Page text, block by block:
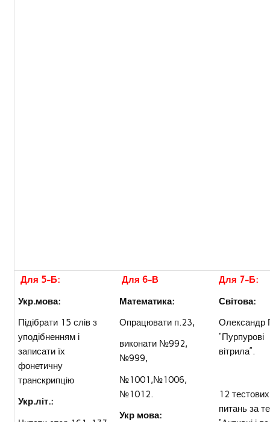
Для 5-Б:
Укр.мова:
Підібрати 15 слів з
уподібненням і
записати їх
фонетичну
транскрипцію
Укр.літ.:
Для 6-В
Математика:
Опрацювати п.23,
виконати №992,
№999,
№1001,№1006,
№1012.
Укр мова:
Для 7-Б:
Світова:
Олександр
“Пурпурові
вітрила”.
12 тестових
питань за